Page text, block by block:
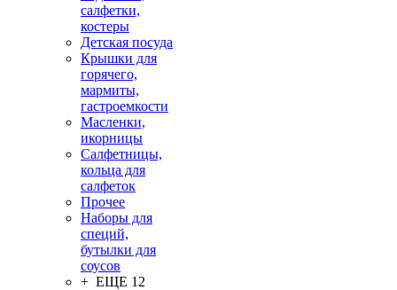
салфетки,
костеры
Детская посуда
Крышки для
горячего,
мармиты,
гастроемкости
Масленки,
икорницы
Салфетницы,
кольца для
салфеток
Прочее
Наборы для
специй,
бутылки для
соусов
+ ЕЩЕ 12